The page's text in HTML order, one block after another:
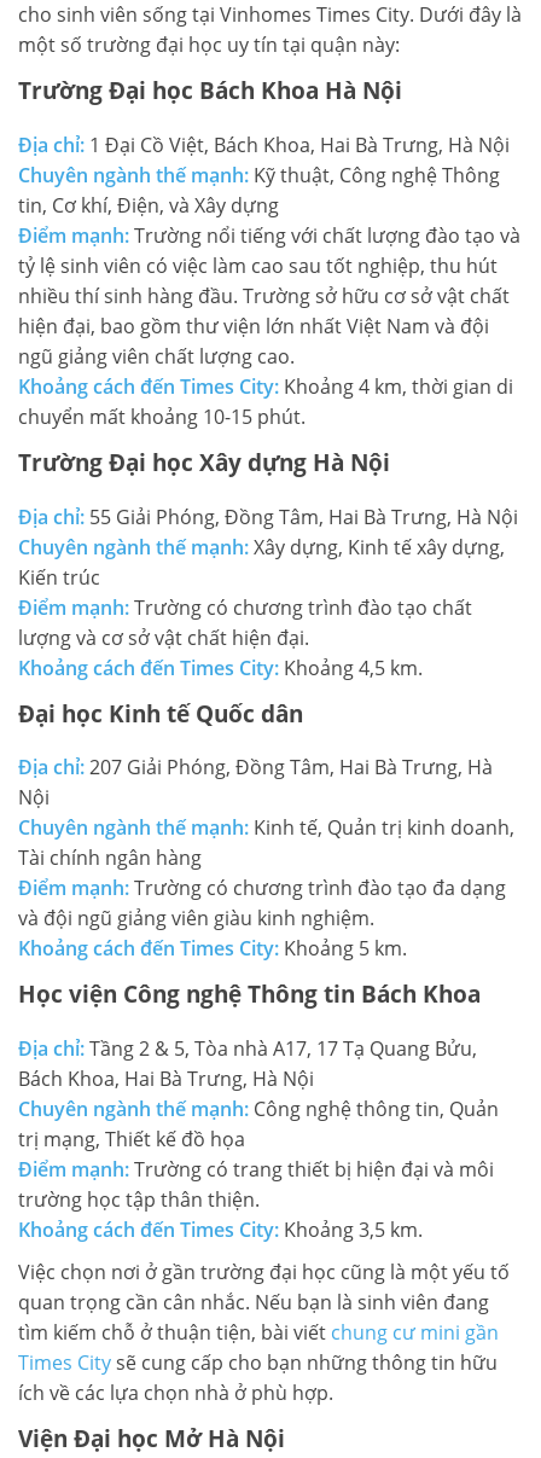
cho sinh viên sống tại Vinhomes Times City. Dưới đây là
một số trường đại học uy tín tại quận này:
Trường Đại học Bách Khoa Hà Nội
Địa chỉ: 1 Đại Cồ Việt, Bách Khoa, Hai Bà Trưng, Hà Nội
Chuyên ngành thế mạnh: Kỹ thuật, Công nghệ Thông
tin, Cơ khí, Điện, và Xây dựng
Điểm mạnh:Trường nổi tiếng với chất lượng đào tạo và
tỷ lệ sinh viên có việc làm cao sau tốt nghiệp, thu hút
nhiều thí sinh hàng đầu. Trường sở hữu cơ sở vật chất
hiện đại, bao gồm thư viện lớn nhất Việt Nam và đội
ngũ giảng viên chất lượng cao.
Khoảng cách đến Times City: Khoảng 4 km, thời gian di
chuyển mất khoảng 10-15 phút.
Trường Đại học Xây dựng Hà Nội
Địa chỉ: 55 Giải Phóng, Đồng Tâm, Hai Bà Trưng, Hà Nội
Chuyên ngành thế mạnh:Xây dựng, Kinh tế xây dựng,
Kiến trúc
Điểm mạnh:Trường có chương trình đào tạo chất
lượng và cơ sở vật chất hiện đại.
Khoảng cách đến Times City: Khoảng 4,5 km.
Đại học Kinh tế Quốc dân
Địa chỉ:207 Giải Phóng, Đồng Tâm, Hai Bà Trưng, Hà
Nội
Chuyên ngành thế mạnh: Kinh tế, Quản trị kinh doanh,
Tài chính ngân hàng
Điểm mạnh:Trường có chương trình đào tạo đa dạng
và đội ngũ giảng viên giàu kinh nghiệm.
Khoảng cách đến Times City: Khoảng 5 km.
Học viện Công nghệ Thông tin Bách Khoa
Địa chỉ:Tầng 2 & 5, Tòa nhà A17, 17 Tạ Quang Bửu,
Bách Khoa, Hai Bà Trưng, Hà Nội
Chuyên ngành thế mạnh: Công nghệ thông tin, Quản
trị mạng, Thiết kế đồ họa
Điểm mạnh:Trường có trang thiết bị hiện đại và môi
trường học tập thân thiện.
Khoảng cách đến Times City: Khoảng 3,5 km.
Việc chọn nơi ở gần trường đại học cũng là một yếu tố
quan trọng cần cân nhắc. Nếu bạn là sinh viên đang
tìm kiếm chỗ ở thuận tiện, bài viết chung cư mini gần
Times Citysẽ cung cấp cho bạn những thông tin hữu
ích về các lựa chọn nhà ở phù hợp.
Viện Đại học Mở Hà Nội